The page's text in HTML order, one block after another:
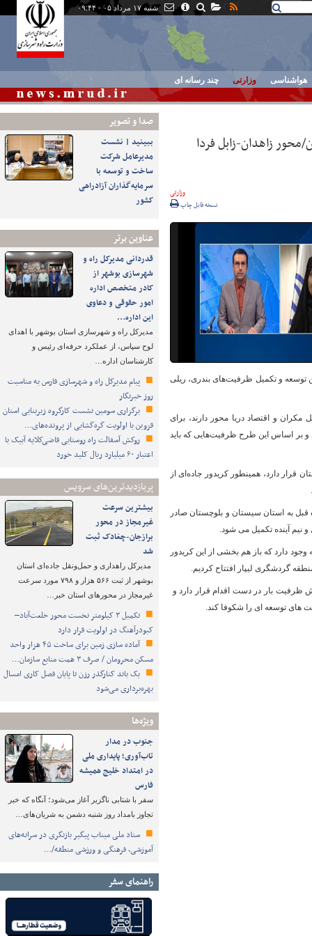
شنبه ۱۷ مرداد ۰۵ - ۰۹:۴۴
هواشناسی وزارتی چند رسانه ای
صدا و تصوير
ببینید | نشست
مدیرعامل شرکت
ساخت و توسعه با
سرمایه‌گذاران آزادراهی
کشور
عناوین برتر
قدردانی مدیرکل راه و
شهرسازی بوشهر از
کادر متخصص اداره
امور حقوقی و دعاوی
این اداره…
مدیرکل راه و شهرسازی استان بوشهر با اهدای
لوح سپاس، از عملکرد حرفه‌ای رئیس و
کارشناسان اداره…
پیام مدیرکل راه و شهرسازی فارس به مناسبت
روز خبرنگار
برگزاری سومین نشست کارگروه زیربنایی استان
قزوین با اولویت گره‌گشایی از پرونده‌های…
روکش آسفالت راه روستایی قاضی‌کلایه آبیک با
اعتبار ۶۰ میلیارد ریال کلید خورد
پربازدیدترین‌های سرویس
بیشترین سرعت
غیرمجاز در محور
برازجان-چغادک ثبت
شد
مدیرکل راهداری و حمل‌ونقل جاده‌ای استان
بوشهر از ثبت ۵۶۶ هزار و ۷۹۸ مورد سرعت
غیرمجاز در محورهای استان خبر…
تکمیل ۳ کیلومتر نخست محور خلعت‌آباد–
کبودرآهنگ در اولویت قرار دارد
آماده سازی زمین برای ساخت ۴۵ هزار واحد
مسکن محرومان / صرف ۳ همت منابع سازمان…
یک باند کنارگذر رزن تا پایان فصل کاری امسال
بهره‌برداری می‌شود
ویژه‌ها
جنوب در مدار
تاب‌آوری؛ پایداری ملی
در امتداد خلیج همیشه
فارس
سفر با شتابی ناگزیر آغاز می‌شود؛ آنگاه که خبر
تجاوز بامداد روز شنبه دشمن به شریان‌های…
ستاد ملی میناب پیگیر بازنگری در سرانه‌های
آموزشی، فرهنگی و ورزشی منطقه/…
راهنمای سفر
زاهدان-زابل فردا
وزارتی
نسخه قابل چاپ
توسعه و تکمیل ظرفیت‌های بندری، ریلی
و اقتصاد دریا محور دارند، برای
بر اساس این طرح ظرفیت‌هایی که باید
دارد، همینطور کریدور جاده‌ای از
به استان سیستان و بلوچستان صادر
دارد که باز هم بخشی از این کریدور
تکمیل و توسعه فاز ۲ بندر چابهار با هدف افزایش ظرفیت بار در دست اقدام قرار دارد و
های توسعه ای را شکوفا کند.